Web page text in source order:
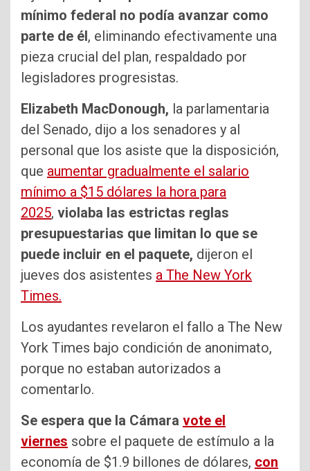
mínimo federal no podía avanzar como
parte de él, eliminando efectivamente una
pieza crucial del plan, respaldado por
legisladores progresistas.
Elizabeth MacDonough, la parlamentaria
del Senado, dijo a los senadores y al
personal que los asiste que la disposición,
que aumentar gradualmente el salario
mínimo a $15 dólares la hora para
2025, violaba las estrictas reglas
presupuestarias que limitan lo que se
puede incluir en el paquete, dijeron el
jueves dos asistentes a The New York
Times.
Los ayudantes revelaron el fallo a The New
York Times bajo condición de anonimato,
porque no estaban autorizados a
comentarlo.
Se espera que la Cámara vote el
viernes sobre el paquete de estímulo a la
economía de $1.9 billones de dólares, con